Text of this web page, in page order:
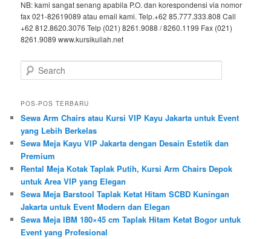
NB: kami sangat senang apabila P.O. dan korespondensi via nomor
fax 021-82619089 atau email kami. Telp.+62 85.777.333.808 Call
+62 812.8620.3076 Telp (021) 8261.9088 / 8260.1199 Fax (021)
8261.9089 www.kursikuliah.net
Search
POS-POS TERBARU
Sewa Arm Chairs atau Kursi VIP Kayu Jakarta untuk Event
yang Lebih Berkelas
Sewa Meja Kayu VIP Jakarta dengan Desain Estetik dan
Premium
Rental Meja Kotak Taplak Putih, Kursi Arm Chairs Depok
untuk Area VIP yang Elegan
Sewa Meja Barstool Taplak Ketat Hitam SCBD Kuningan
Jakarta untuk Event Modern dan Elegan
Sewa Meja IBM 180×45 cm Taplak Hitam Ketat Bogor untuk
Event yang Profesional